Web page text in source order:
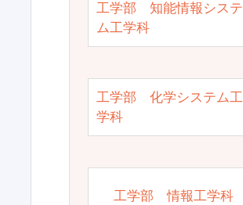
工学部 知能情報システ
ム工学科
工学部 化学システム工
学科
工学部 情報工学科